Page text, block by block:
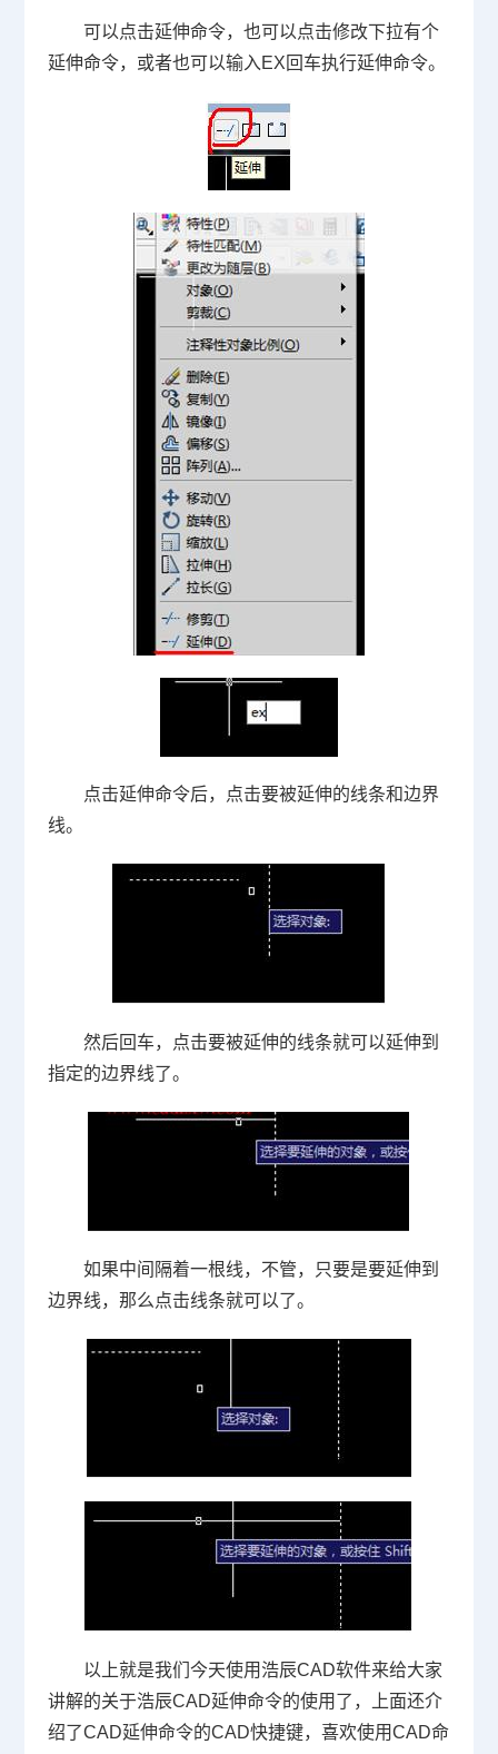
可以点击延伸命令，也可以点击修改下拉有个
延伸命令，或者也可以输入EX 回车执行延伸命令。
点击延伸命令后，点击要被延伸的线条和边界
线。
然后回车，点击要被延伸的线条就可以延伸到
指定的边界线了。
如果中间隔着一根线，不管，只要是要延伸到
边界线，那么点击线条就可以了。
以上就是我们今天使用浩辰CAD软件来给大家
讲解的关于浩辰CAD延伸命令的使用了，上面还介
绍了CAD延伸命令的CAD快捷键，喜欢使用CAD命